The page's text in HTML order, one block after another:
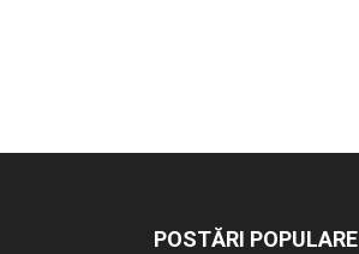
POSTĂRI POPULARE